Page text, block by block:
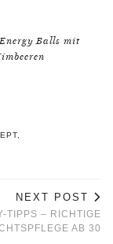
Balls mit
NEXT POST
TIPPS – RICHTIGE
AB 30